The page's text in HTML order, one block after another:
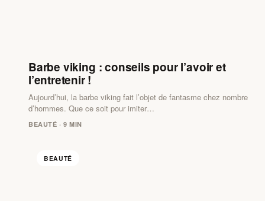
Barbe viking : conseils pour l’avoir et
l’entretenir !
Aujourd’hui, la barbe viking fait l’objet de fantasme chez nombre
d’hommes. Que ce soit pour imiter…
BEAUTÉ · 9 MIN
BEAUTÉ